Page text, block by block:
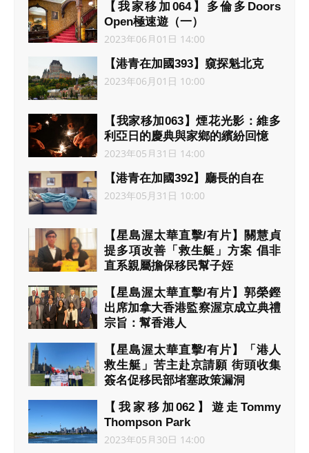
【我家移加064】多倫多Doors
Open極速遊（一）
2023年06月01日 14:00
【港青在加國393】窺探魁北克
2023年06月01日 10:00
【我家移加063】煙花光影：維多
利亞日的慶典與家鄉的繽紛回憶
2023年05月31日 14:00
【港青在加國392】廳長的自在
2023年05月31日 10:00
【星島渥太華直擊/有片】關慧貞
提多項改善「救生艇」方案 倡非
直系親屬擔保移民幫子姪
2023年05月31日 07:10
【星島渥太華直擊/有片】郭榮鏗
出席加拿大香港監察渥京成立典禮
宗旨：幫香港人
2023年05月30日 21:23
【星島渥太華直擊/有片】「港人
救生艇」苦主赴京請願 街頭收集
簽名促移民部堵塞政策漏洞
2023年05月30日 15:37
【我家移加062】遊走Tommy
Thompson Park
2023年05月30日 14:00